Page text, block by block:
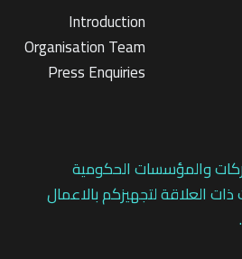
Introduction
Organisation Team
Press Enquiries
والمؤسسات الحكومية
العلاقة لتجهيزكم بالاعمال